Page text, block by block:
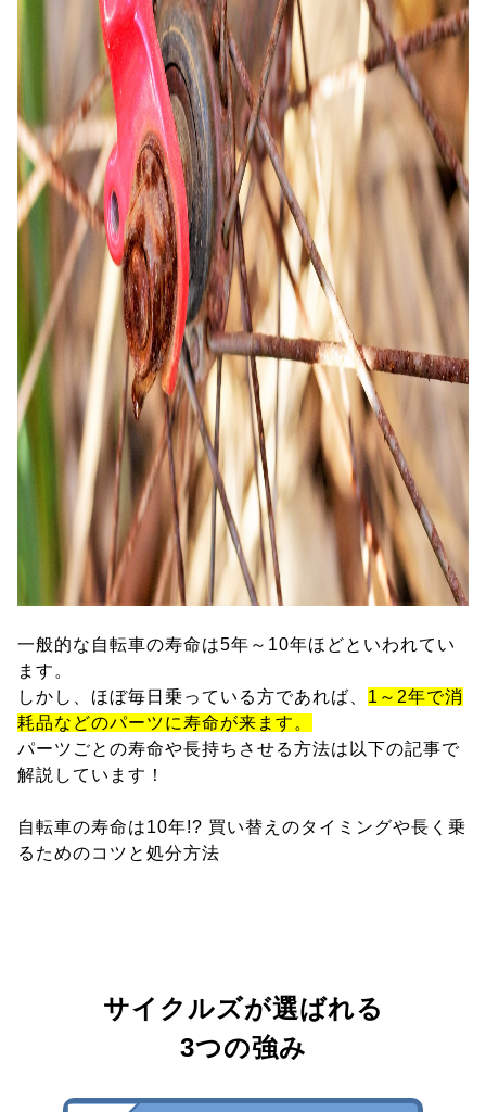
一般的な自転車の寿命は5年～10年ほどといわれてい
ます。
しかし、ほぼ毎日乗っている方であれば、 1～2年で消
耗品などのパーツに寿命が来ます。
パーツごとの寿命や長持ちさせる方法は以下の記事で
解説しています！
自転車の寿命は10年!? 買い替えのタイミングや長く乗
るためのコツと処分方法
サイクルズが選ばれる
3つの強み